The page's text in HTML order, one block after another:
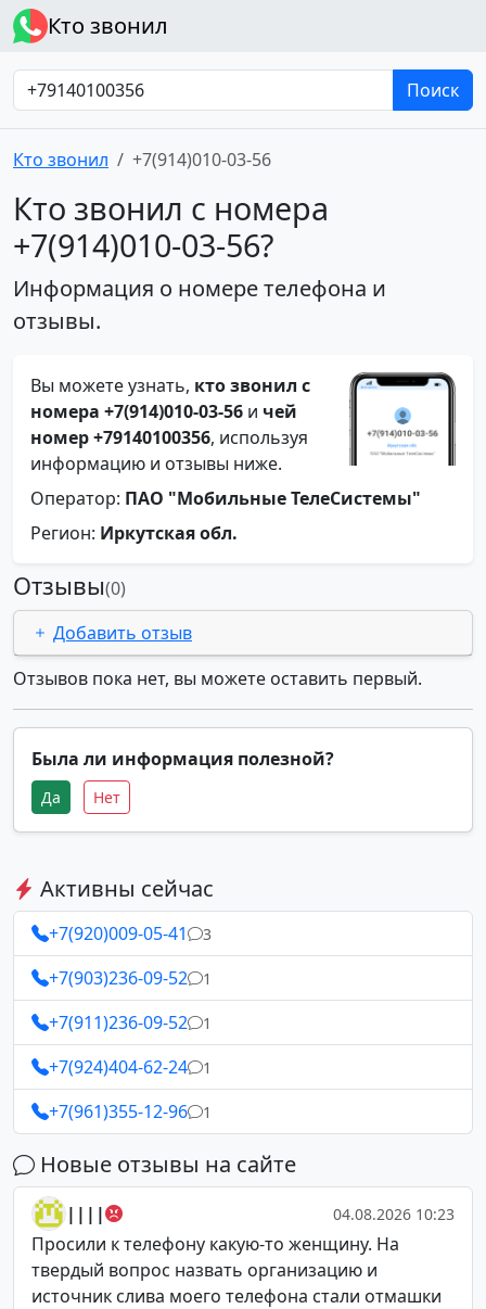
Кто звонил
Поиск
Кто звонил +7(914)010-03-56
Кто звонил с номера
+7(914)010-03-56?
Информация о номере телефона и
отзывы.
Вы можете узнать, кто звонил с
номера +7(914)010-03-56 и чей
номер +79140100356, используя
информацию и отзывы ниже.
Оператор: ПАО "Мобильные ТелеСистемы"
Регион: Иркутская обл.
Отзывы(0)
Добавить отзыв
Отзывов пока нет, вы можете оставить первый.
Была ли информация полезной?
Да Нет
Активны сейчас
+7(920)009-05-41 3
+7(903)236-09-52 1
+7(911)236-09-52 1
+7(924)404-62-24 1
+7(961)355-12-96 1
Новые отзывы на сайте
|||| 04.08.2026 10:23
Просили к телефону какую-то женщину. На
твердый вопрос назвать организацию и
источник слива моего телефона стали отмашки